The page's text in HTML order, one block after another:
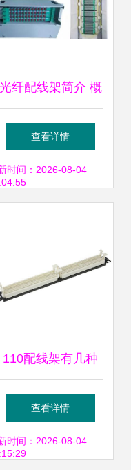
光纤配线架简介 概
念、作用与配线架
的关系
查看详情
时间：2026-08-04
110配线架有几种
类型,连接块有几种
类型
查看详情
时间：2026-08-04